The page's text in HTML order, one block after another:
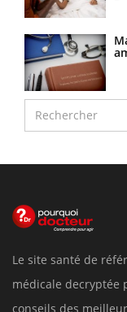
Le site santé de
médicale decryptée
conseils des